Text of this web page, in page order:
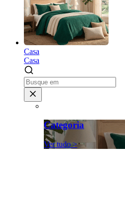
Casa
Casa
Categoria
Ver tudo >